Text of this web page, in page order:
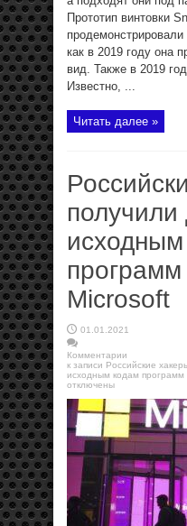
Прототип винтовки
продемонстрировали
как в 2019 году она
вид. Также в 2019
Известно, ...
Читать далее »
получили
Microsoft
01.01.2021
Комментарии
к записи Российские
исходным кодам программ
отключены